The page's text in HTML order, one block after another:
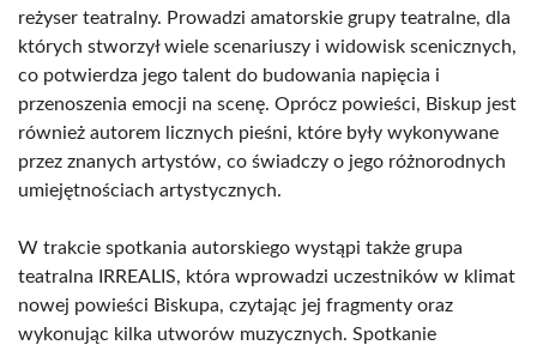
reżyser teatralny. Prowadzi amatorskie grupy teatralne, dla
których stworzył wiele scenariuszy i widowisk scenicznych,
co potwierdza jego talent do budowania napięcia i
przenoszenia emocji na scenę. Oprócz powieści, Biskup jest
również autorem licznych pieśni, które były wykonywane
przez znanych artystów, co świadczy o jego różnorodnych
umiejętnościach artystycznych.
W trakcie spotkania autorskiego wystąpi także grupa
teatralna IRREALIS, która wprowadzi uczestników w klimat
nowej powieści Biskupa, czytając jej fragmenty oraz
wykonując kilka utworów muzycznych. Spotkanie